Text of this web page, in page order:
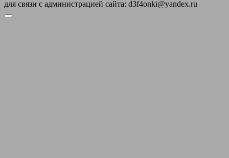
для связи с администрацией сайта: d3f4onki@yandex.ru